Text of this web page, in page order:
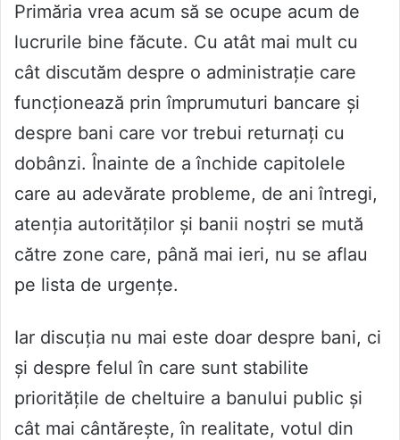
Primăria vrea acum să se ocupe acum de
lucrurile bine făcute. Cu atât mai mult cu
cât discutăm despre o administrație care
funcționează prin împrumuturi bancare și
despre bani care vor trebui returnați cu
dobânzi. Înainte de a închide capitolele
care au adevărate probleme, de ani întregi,
atenția autorităților și banii noștri se mută
către zone care, până mai ieri, nu se aflau
pe lista de urgențe.
Iar discuția nu mai este doar despre bani, ci
și despre felul în care sunt stabilite
prioritățile de cheltuire a banului public și
cât mai cântărește, în realitate, votul din